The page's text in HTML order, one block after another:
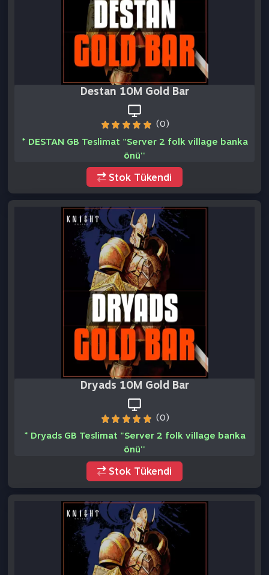
Destan 10M Gold Bar
* DESTAN GB Teslimat "Server 2 folk village banka
önü''
Stok Tükendi
Dryads 10M Gold Bar
(0)
* Dryads GB Teslimat "Server 2 folk village banka
önü''
Stok Tükendi
Felis 10M Gold Bar